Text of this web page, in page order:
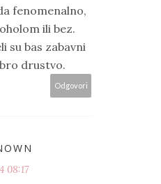
fenomenalno,
ili bez.
su bas zabavni
drustvo.
Odgovori
08:17